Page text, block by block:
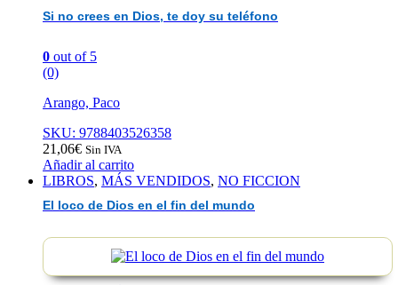
Si no crees en Dios, te doy su teléfono
0 out of 5
(0)
Arango, Paco
SKU: 9788403526358
21,06€ Sin IVA
Añadir al carrito
LIBROS, MÁS VENDIDOS, NO FICCION
El loco de Dios en el fin del mundo